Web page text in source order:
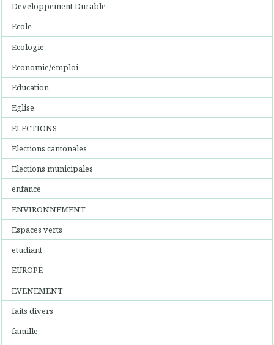
Developpement Durable
Ecole
Ecologie
Economie/emploi
Education
Eglise
ELECTIONS
Elections cantonales
Elections municipales
enfance
ENVIRONNEMENT
Espaces verts
etudiant
EUROPE
EVENEMENT
faits divers
famille